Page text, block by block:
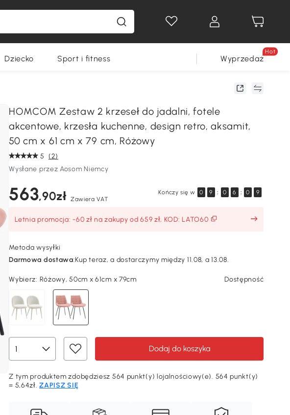
Dziecko Sport i fitness Wyprzedaż
Hot
HOMCOM Zestaw 2 krzeseł do jadalni, fotele
akcentowe, krzesła kuchenne, design retro, aksamit,
50 cm x 61 cm x 79 cm, Różowy
5 (2)
Wysłane przez Aosom Niemcy
563,90zł Zawiera VAT
Kończy się w 0 9 : 0 6 : 0 8
Letnia promocja: -60 zł na zakupy od 659 zł, KOD: LATO60
Metoda wysyłki
Darmowa dostawa:Kup teraz, a dostarczymy między 11.08, a 13.08.
Wybierz: Różowy, 50cm x 61cm x 79cm Dostępność
Dodaj do koszyka
Z tym produktem zdobędziesz 564 punkt(y) lojalnościowy(e). 564 punkt(y)
= 5,64zł.ZAPISZ SIĘ